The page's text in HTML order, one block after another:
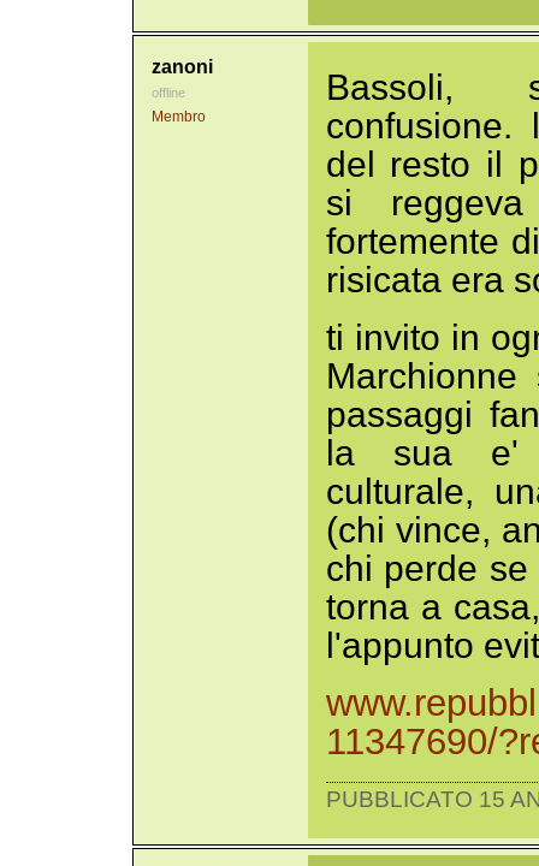
zanoni
offline
Membro
Bassoli,
confusione.
del resto il
si
fortemente
risicata era
ti invito in
passaggi
la sua e'
culturale,
(chi vince,
chi perde
torna a
l'appunto
11347690/
PUBBLICATO 15